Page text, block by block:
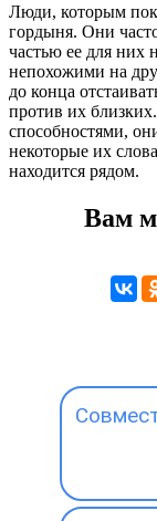
Люди, которым
гордыня. Они
частью ее для них
непохожими на
до конца
против их
способностями,
некоторые их
находится рядом.
Вам